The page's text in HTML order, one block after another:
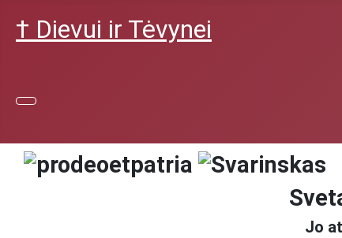
† Dievui ir Tėvynei
Jo